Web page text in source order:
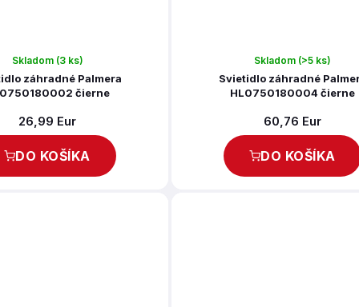
Skladom (3 ks)
záhradné Palmera
čierne
26,99 Eur
DO KOŠÍKA
Skladom (>5 ks)
Svietidlo záhradné
HL0750180004 čierne
60,76 Eur
DO KOŠÍKA